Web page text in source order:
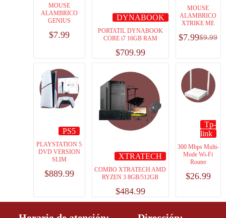
MOUSE
ALAMBRICO
GENIUS
$7.99
DYNABOOK
PORTATIL DYNABOOK
CORE i7 16GB RAM
$709.99
MOUSE
ALAMBRICO
XTRIKE ME
$9.99
$7.99
PS5
PLAYSTATION 5
DVD VERSION
SLIM
$889.99
XTRATECH
COMBO XTRATECH AMD
RYZEN 3 8GB/512GB
$484.99
Tp-
link
300 Mbps Multi-
Mode Wi-Fi
Router
$26.99